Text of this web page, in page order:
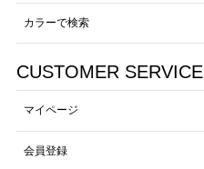
カラーで検索
CUSTOMER SERVICE
マイページ
会員登録